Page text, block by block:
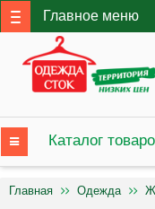
Главное меню
Каталог
Главная Одежда